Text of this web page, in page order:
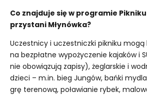
Co znajduje się w programie
przystani Młynówka?
Uczestnicy i uczestniczki pikniku mogą
na bezpłatne wypożyczenie kajaków i
nie obowiązują zapisy), żeglarskie i
dzieci – m.in. bieg Jungów, bańki
grę terenową, poławianie rybek,